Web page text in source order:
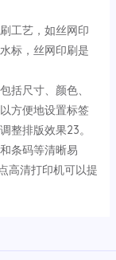
工艺，如丝网印
标，丝网印刷是
括尺寸、颜色、
方便地设置标签
整排版效果‌23。
条码等清晰易
高清打印机可以提